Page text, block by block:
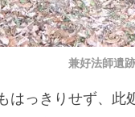
兼好法師遺
はっきりせず、此